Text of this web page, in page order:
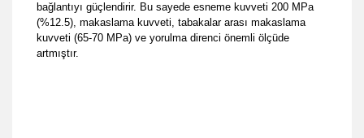
bağlantıyı güçlendirir. Bu sayede esneme kuvveti 200 MPa
(%12.5), makaslama kuvveti, tabakalar arası makaslama
kuvveti (65-70 MPa) ve yorulma direnci önemli ölçüde
artmıştır.